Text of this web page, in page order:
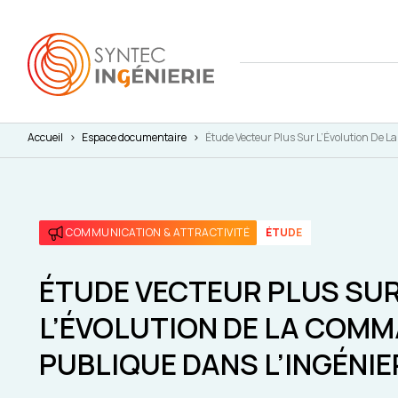
Nous
Nos
Social
Accueil > Espace documentaire > Étude Vecteur Plus Sur L’Évolution De
COMMUNICATION & ATTRACTIVITÉ ÉTUDE
ÉTUDE VECTEUR PLUS
L’ÉVOLUTION DE LA
PUBLIQUE DANS